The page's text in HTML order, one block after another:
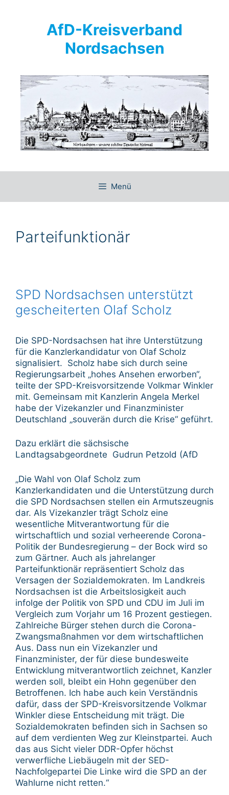
AfD-Kreisverband
Nordsachsen
Menü
Parteifunktionär
SPD Nordsachsen unterstützt
gescheiterten Olaf Scholz
Die SPD-Nordsachsen hat ihre Unterstützung
für die Kanzlerkandidatur von Olaf Scholz
signalisiert. Scholz habe sich durch seine
Regierungsarbeit „hohes Ansehen erworben“,
teilte der SPD-Kreisvorsitzende Volkmar Winkler
mit. Gemeinsam mit Kanzlerin Angela Merkel
habe der Vizekanzler und Finanzminister
Deutschland „souverän durch die Krise“ geführt.
Dazu erklärt die sächsische
Landtagsabgeordnete Gudrun Petzold (AfD
„Die Wahl von Olaf Scholz zum
Kanzlerkandidaten und die Unterstützung durch
die SPD Nordsachsen stellen ein Armutszeugnis
dar. Als Vizekanzler trägt Scholz eine
wesentliche Mitverantwortung für die
wirtschaftlich und sozial verheerende Corona-
Politik der Bundesregierung – der Bock wird so
zum Gärtner. Auch als jahrelanger
Parteifunktionär repräsentiert Scholz das
Versagen der Sozialdemokraten. Im Landkreis
Nordsachsen ist die Arbeitslosigkeit auch
infolge der Politik von SPD und CDU im Juli im
Vergleich zum Vorjahr um 16 Prozent gestiegen.
Zahlreiche Bürger stehen durch die Corona-
Zwangsmaßnahmen vor dem wirtschaftlichen
Aus. Dass nun ein Vizekanzler und
Finanzminister, der für diese bundesweite
Entwicklung mitverantwortlich zeichnet, Kanzler
werden soll, bleibt ein Hohn gegenüber den
Betroffenen. Ich habe auch kein Verständnis
dafür, dass der SPD-Kreisvorsitzende Volkmar
Winkler diese Entscheidung mit trägt. Die
Sozialdemokraten befinden sich in Sachsen so
auf dem verdienten Weg zur Kleinstpartei. Auch
das aus Sicht vieler DDR-Opfer höchst
verwerfliche Liebäugeln mit der SED-
Nachfolgepartei Die Linke wird die SPD an der
Wahlurne nicht retten.“